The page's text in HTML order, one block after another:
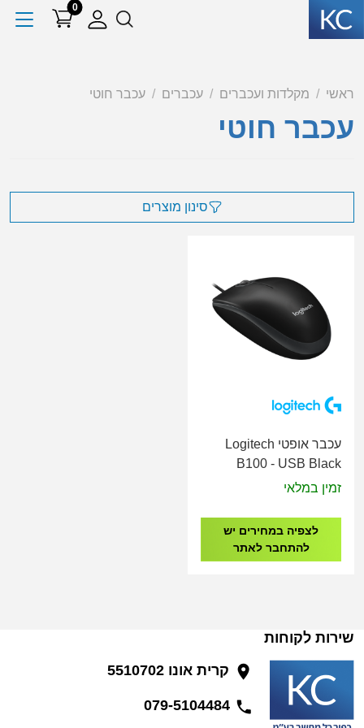
0
ראשי מקלדות ועכברים עכברים עכבר חוטי
עכבר חוטי
סינון מוצרים
עכבר אופטי Logitech
B100 - USB Black
זמין במלאי
לצפיה במחירים יש
להתחבר לאתר
שירות לקוחות
קרית אונו 5510702